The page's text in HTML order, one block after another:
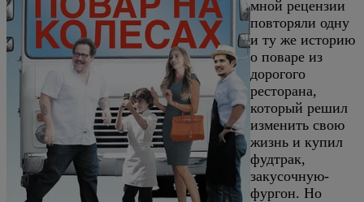
мной рецензии
повторяли одну
и ту же историю
о поваре из
дорогого
ресторана,
который решил
изменить свою
жизнь и купил
фудтрак,
закусочную-
фургон. Но